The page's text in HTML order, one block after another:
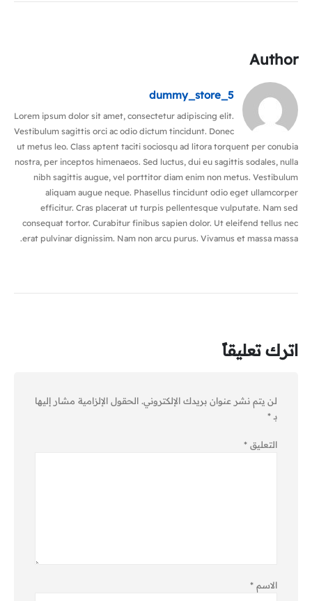
Author
dummy_store_5
Lorem ipsum dolor sit amet, consectetur adipiscing elit.
Vestibulum sagittis orci ac odio dictum tincidunt. Donec
ut metus leo. Class aptent taciti sociosqu ad litora torquent per conubia
nostra, per inceptos himenaeos. Sed luctus, dui eu sagittis sodales, nulla
nibh sagittis augue, vel porttitor diam enim non metus. Vestibulum
aliquam augue neque. Phasellus tincidunt odio eget ullamcorper
efficitur. Cras placerat ut turpis pellentesque vulputate. Nam sed
consequat tortor. Curabitur finibus sapien dolor. Ut eleifend tellus nec
erat pulvinar dignissim. Nam non arcu purus. Vivamus et massa massa.
اترك تعليقاً
لن يتم نشر عنوان بريدك الإلكتروني. الحقول الإلزامية مشار إليها
بـ*
التعليق *
الاسم *